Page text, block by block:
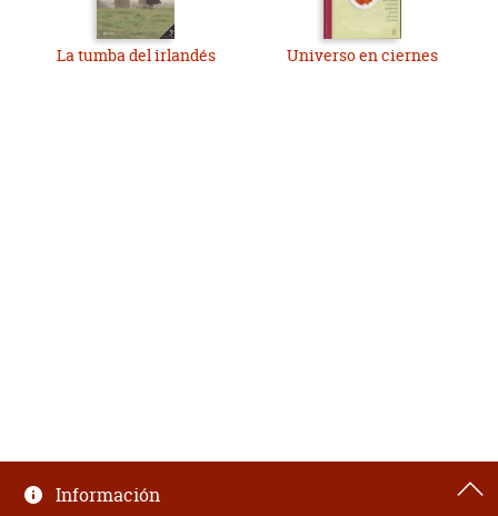
La tumba del irlandés Universo en ciernes
Información